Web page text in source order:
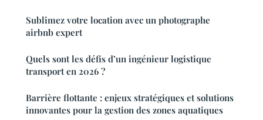
Sublimez votre location avec un photographe
airbnb expert
Quels sont les défis d’un ingénieur logistique
transport en 2026 ?
Barrière flottante : enjeux stratégiques et solutions
innovantes pour la gestion des zones aquatiques